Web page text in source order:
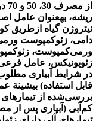
ریشه، به‏عنوان عامل
نیتروژن گیاه ازطریق
دامی، زئوکمپوست
ورمی‌کمپوست،
زئوپونیکس، عامل
قابل استفاده) بیشینة
بررسی‌شده از